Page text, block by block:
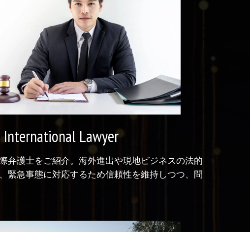
International Lawyer
弁護士をご紹介。海外進出や現地ビジネスの法的
緊急事態に対応するため信頼性を維持しつつ、問